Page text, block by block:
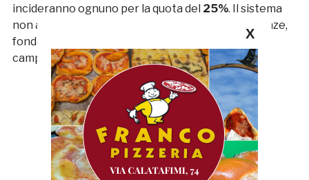
incideranno ognuno per la quota del 25%. Il sistema
non andrà comunque a sostituire quello delle licenze,
fondamentali da regolamento per l’ammissione al
campionato.
X